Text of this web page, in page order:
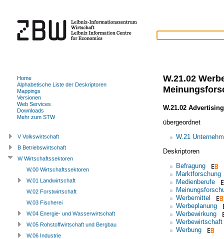
W.21.02
W.21.02
übergeordnet
W.21
Deskriptoren
Befragung
Marktforschung
Medienberufe
Werbemittel
Werbeplanung
Werbewirkung
Werbewirtschaft
Werbung
Home
Alphabetische Liste der Deskriptoren
Mappings
Versionen
Web Services
Downloads
Mehr zum STW
V Volkswirtschaft
B Betriebswirtschaft
W Wirtschaftssektoren
W.00 Wirtschaftssektoren
W.01 Landwirtschaft
W.02 Forstwirtschaft
W.03 Fischerei
W.04 Energie- und Wasserwirtschaft
W.05 Rohstoffwirtschaft und Bergbau
W.06 Industrie